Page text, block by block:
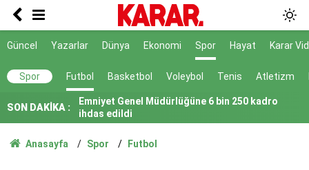
Güncel Yazarlar Dünya Ekonomi Spor Hayat Karar
Spor Futbol Basketbol Voleybol Tenis Atletizm
SON DAKİKA :
Öğrenci affı resmen yürürlükte! İşte
üniversiteye dönüşün şartları
Gürlek: Çocuk adalet sistemimizi daha güçlü ve
caydırıcı hale getirdik
ihdas edildi
Resmi Gazete'de yayımlandı: Dört ülkeye yeni
büyükelçi atandı
Turhan Çömez hakkında soruşturma
Anasayfa Spor Futbol